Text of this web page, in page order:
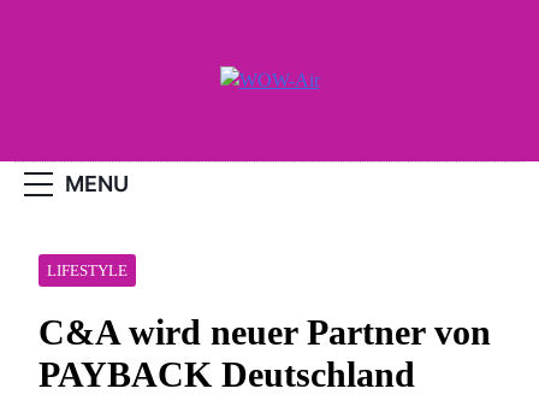
MENU
LIFESTYLE
C&A wird neuer Partner von
PAYBACK Deutschland